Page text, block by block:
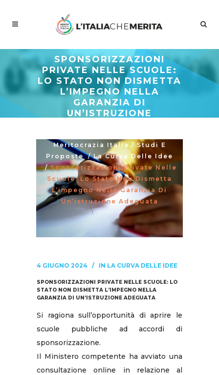
SPONSORIZZAZIONI
PRIVATE NELLE SCUOLE:
LO STATO NON DISMETTA
L’IMPEGNO NELLA
GARANZIA DI
UN’ISTRUZIONE
Meritocrazia Italia/Studi E
Proposte /La Curva Delle Idee
/Sponsorizzazioni Private Nelle
Scuole: Lo Stato Non Dismetta
L’impegno Nella Garanzia Di
Un’istruzione Adeguata
4 GIUGNO 2024 IN LA CURVA DELLE IDEE
SPONSORIZZAZIONI PRIVATE NELLE SCUOLE: LO
STATO NON DISMETTA L’IMPEGNO NELLA
GARANZIA DI UN’ISTRUZIONE ADEGUATA
Si ragiona sull’opportunità di aprire le
scuole pubbliche ad accordi di
sponsorizzazione.
Il Ministero competente ha avviato una
consultazione online in relazione al